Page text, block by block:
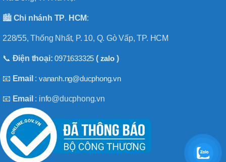
🏙️ Chi nhánh TP. HCM:
228/55, Thống Nhất, P. 10, Q. Gò Vấp, TP. HCM
📞 Điện thoại:0971633325 ( zalo)
📧 Email :vananh.ng@ducphong.vn
📧 Email : info@ducphong.vn